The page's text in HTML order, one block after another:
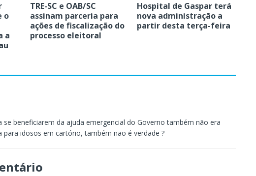
o
a
TRE-SC e OAB/SC
assinam parceria para
ações de fiscalização do
processo eleitoral
Hospital de Gaspar terá
nova administração a
partir desta terça-feira
se beneficiarem da ajuda emergencial do Governo também não era
para idosos em cartório, também não é verdade ?